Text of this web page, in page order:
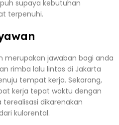
supaya kebutuhan
terpenuhi.
merupakan jawaban bagi anda
rimba lalu lintas di Jakarta
tempat kerja. Sekarang,
kerja tepat waktu dengan
terealisasi dikarenakan
kulorental.